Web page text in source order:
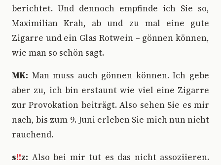
berichtet. Und dennoch empfinde ich Sie so,
Maximilian Krah, ab und zu mal eine gute
Zigarre und ein Glas Rotwein – gönnen können,
wie man so schön sagt.
MK: Man muss auch gönnen können. Ich gebe
aber zu, ich bin erstaunt wie viel eine Zigarre
zur Provokation beiträgt. Also sehen Sie es mir
nach, bis zum 9. Juni erleben Sie mich nun nicht
rauchend.
s!!z: Also bei mir tut es das nicht assoziieren.